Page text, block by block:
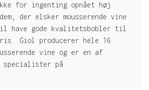
for ingenting opnået høj
der elsker mousserende vine
have gode kvalitetsbobler til
Giol producerer hele 16
vine og er en af
specialister på